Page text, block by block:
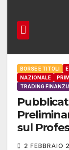
BORSE E TITOLI
NAZIONALE
TRADING
sul
2 FEBBRAIO